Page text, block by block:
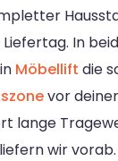
In
Möbellift die
vor
lange
liefern wir vorab.